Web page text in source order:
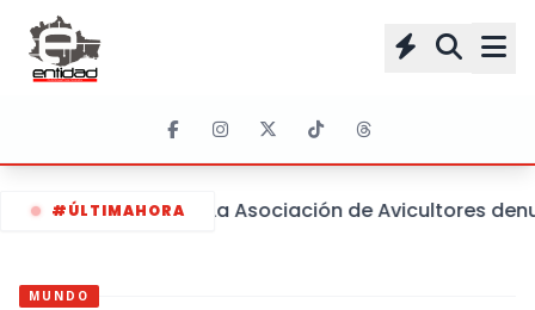
#ÚLTIMAHORA La Asociación de Avicultores
MUNDO